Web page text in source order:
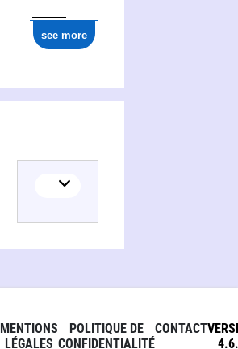
see more
MENTIONS
LÉGALES
POLITIQUE DE
CONFIDENTIALITÉ
CONTACT